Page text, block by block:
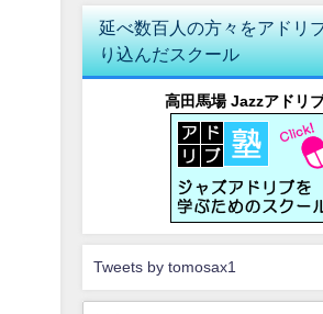
延べ数百人の方々をアドリ
り込んだスクール
高田馬場 Jazzアドリ
Tweets by tomosax1